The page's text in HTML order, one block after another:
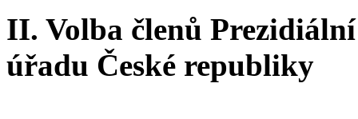
II. Volba členů
úřadu České republiky